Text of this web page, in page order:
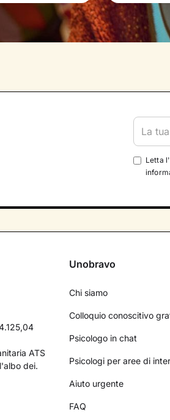
Letta l'
ATS
dei.
Unobravo
Chi siamo
Colloquio conoscitivo
Psicologo in chat
Psicologi per aree di
Aiuto urgente
FAQ